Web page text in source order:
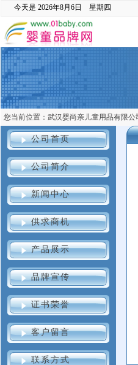
今天是 2026年8月6日 星期四
您当前位置： 武汉婴尚亲儿童用品有限公
公司首页
公司简介
新闻中心
供求商机
产品展示
品牌宣传
证书荣誉
客户留言
联系方式